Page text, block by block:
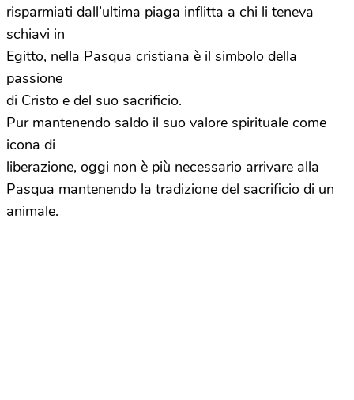
risparmiati dall’ultima piaga inflitta a chi li teneva
schiavi in
Egitto, nella Pasqua cristiana è il simbolo della
passione
di Cristo e del suo sacrificio.
Pur mantenendo saldo il suo valore spirituale come
icona di
liberazione, oggi non è più necessario arrivare alla
Pasqua mantenendo la tradizione del sacrificio di un
animale.